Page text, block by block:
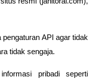
API agar tidak
tidak sengaja.
pribadi seperti